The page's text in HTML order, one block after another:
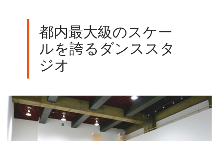
都内最大級のスケー
ルを誇るダンススタ
ジオ